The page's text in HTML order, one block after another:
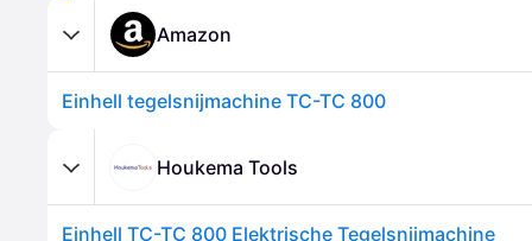
Amazon
Einhell tegelsnijmachine TC-TC 800
Houkema Tools
Einhell TC-TC 800 Elektrische Tegelsnijmachine